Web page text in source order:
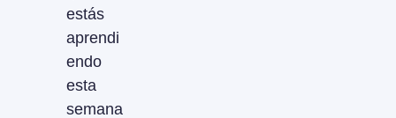
estás
aprendi
endo
esta
semana